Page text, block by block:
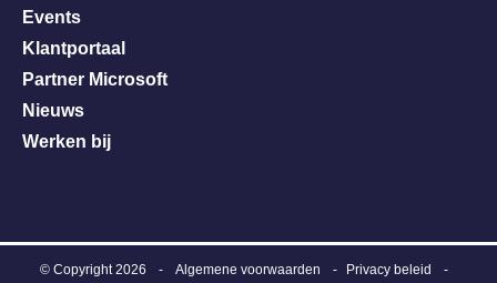
Events
Klantportaal
Partner Microsoft
Nieuws
Werken bij
© Copyright 2026 - Algemene voorwaarden Privacy beleid